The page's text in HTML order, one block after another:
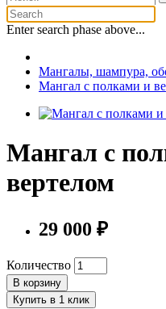
Enter search phase above...
Мангалы, шампура,
Мангал с полками и
Мангал с
вертелом
29 000 ₽
Количество
В корзину
Купить в 1 клик